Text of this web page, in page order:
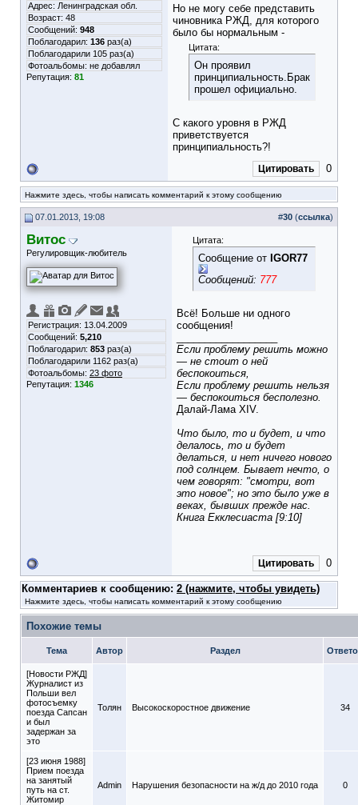
Адрес: Ленинградская обл.
Возраст: 48
Сообщений: 948
Поблагодарил: 136 раз(а)
Поблагодарили 105 раз(а)
Фотоальбомы: не добавлял
Репутация: 81
Но не могу себе представить
чиновника РЖД, для которого
было бы нормальным -
Цитата:
Он проявил
принципиальность.Брак
прошел официально.
С какого уровня в РЖД
приветствуется
принципиальность?!
Цитировать 0
Нажмите здесь, чтобы написать комментарий к этому сообщению
07.01.2013, 19:08 #30 (ссылка)
Витос
Регулировщик-любитель
Регистрация: 13.04.2009
Сообщений: 5,210
Поблагодарил: 853 раз(а)
Поблагодарили 1162 раз(а)
Фотоальбомы: 23 фото
Репутация: 1346
Цитата:
Сообщение от IGOR77
Сообщений: 777
Всё! Больше ни одного
сообщения!
Если проблему решить можно
— не стоит о ней
беспокоиться,
Если проблему решить нельзя
— беспокоиться бесполезно.
Далай-Лама XIV.
Что было, то и будет, и что
делалось, то и будет
делаться, и нет ничего нового
под солнцем. Бывает нечто, о
чем говорят: "смотри, вот
это новое"; но это было уже в
веках, бывших прежде нас.
Книга Екклесиаста [9:10]
Цитировать 0
Комментариев к сообщению: 2 (нажмите, чтобы увидеть)
Нажмите здесь, чтобы написать комментарий к этому сообщению
Похожие темы
Тема Автор Раздел
[Новости РЖД]
Журналист из
Польши вел
фотосъемку
поезда Сапсан
и был
задержан за
это
Толян Высокоскоростное движение 34
[23 июня 1988]
Прием поезда
на занятый
путь на ст.
Житомир
Admin Нарушения безопасности на ж/д до 2010 года 0